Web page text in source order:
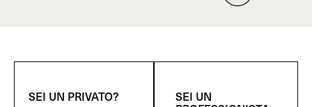
SEI UN PRIVATO?
SEI UN